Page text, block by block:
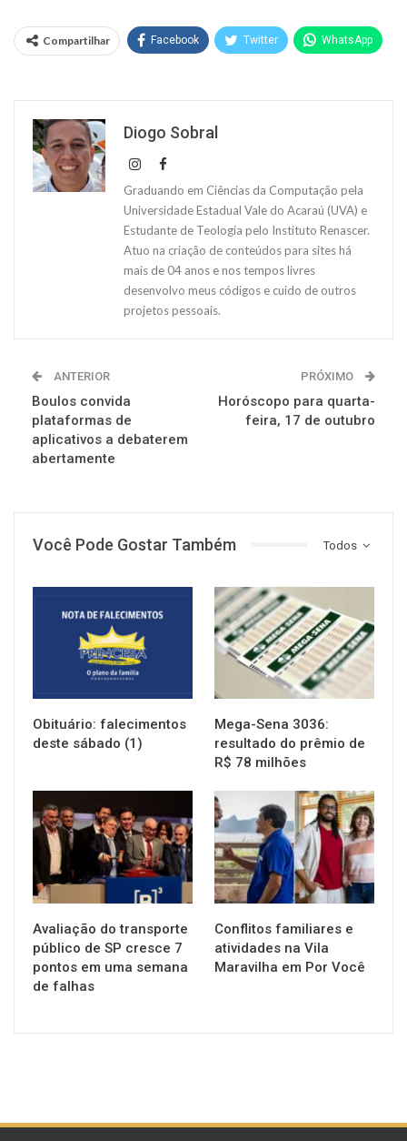
Compartilhar Facebook Twitter WhatsApp
Diogo Sobral
Graduando em Ciências da Computação pela
Universidade Estadual Vale do Acaraú (UVA) e
Estudante de Teologia pelo Instituto Renascer.
Atuo na criação de conteúdos para sites há
mais de 04 anos e nos tempos livres
desenvolvo meus códigos e cuido de outros
projetos pessoais.
ANTERIOR
Boulos convida
plataformas de
aplicativos a debaterem
abertamente
PRÓXIMO
Horóscopo para quarta-
feira, 17 de outubro
Todos
Você Pode Gostar Também
Obituário: falecimentos
deste sábado (1)
NOTÍCIAS
Mega-Sena 3036:
resultado do prêmio de
R$ 78 milhões
NOTÍCIAS
Avaliação do transporte
público de SP cresce 7
pontos em uma semana
de falhas
NOTÍCIAS
Conflitos familiares e
atividades na Vila
Maravilha em Por Você